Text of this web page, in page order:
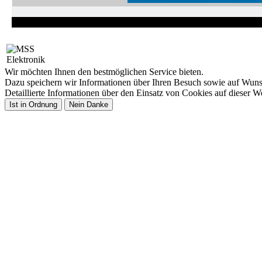
Wir möchten Ihnen den bestmöglichen Service bieten.
Dazu speichern wir Informationen über Ihren Besuch sowie auf
Detaillierte Informationen über den Einsatz von Cookies auf dieser
Ist in Ordnung Nein Danke